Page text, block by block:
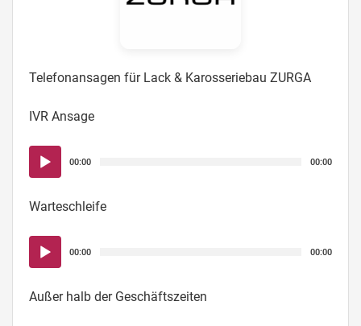
Telefonansagen für Lack & Karosseriebau ZURGA
IVR Ansage
Audio-
Player
00:00 00:00
Warteschleife
Audio-
Player
00:00 00:00
Außer halb der Geschäftszeiten